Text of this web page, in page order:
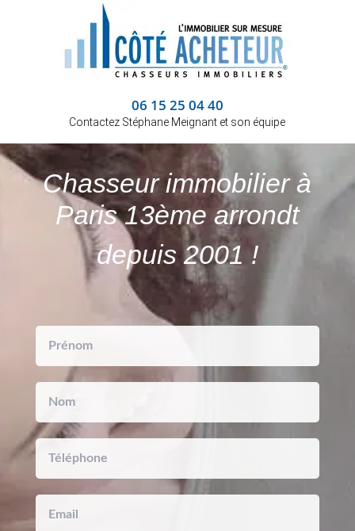
06 15 25 04 40
Contactez Stéphane Meignant et son équipe
Chasseur immobilier à
Paris 13ème arrondt
depuis 2001 !